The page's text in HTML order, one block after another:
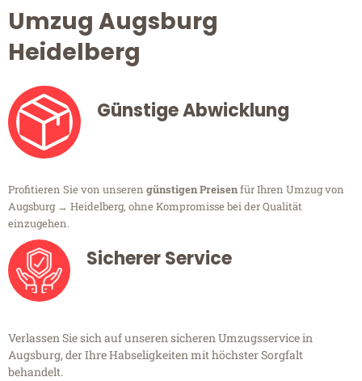
Umzug Augsburg
Heidelberg
Günstige Abwicklung
Profitieren Sie von unseren günstigen Preisenfür Ihren Umzug von
Augsburg → Heidelberg, ohne Kompromisse bei der Qualität
einzugehen.
Sicherer Service
Verlassen Sie sich auf unseren sicheren Umzugsservice in
Augsburg, der Ihre Habseligkeiten mit höchster Sorgfalt
behandelt.